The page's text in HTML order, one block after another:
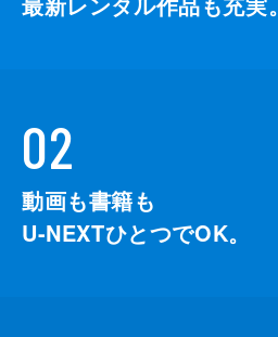
02
動画も書籍も
U-NEXTひとつでOK。